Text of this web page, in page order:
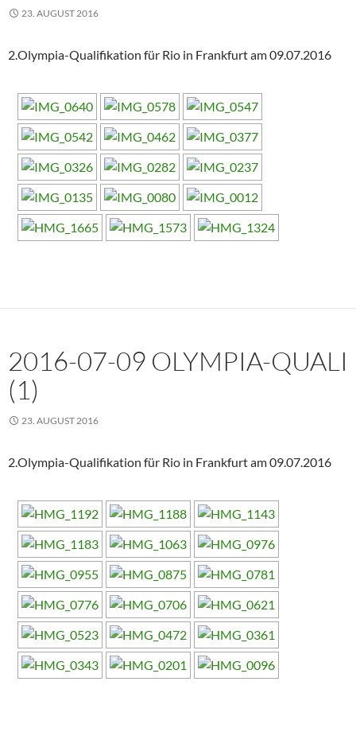
23. AUGUST 2016
2.Olympia-Qualifikation für Rio in Frankfurt am 09.07.2016
2016-07-09 OLYMPIA-QUALI
(1)
23. AUGUST 2016
2.Olympia-Qualifikation für Rio in Frankfurt am 09.07.2016